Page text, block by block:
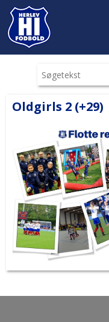
Oldgirls 2 (+29)